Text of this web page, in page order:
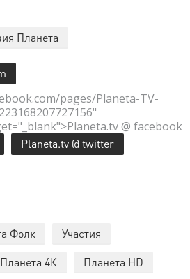
Планета
pages/Planeta-TV-
@ facebook
Planeta.tv @ twitter
Фолк
Участия
Планета 4К
Планета HD